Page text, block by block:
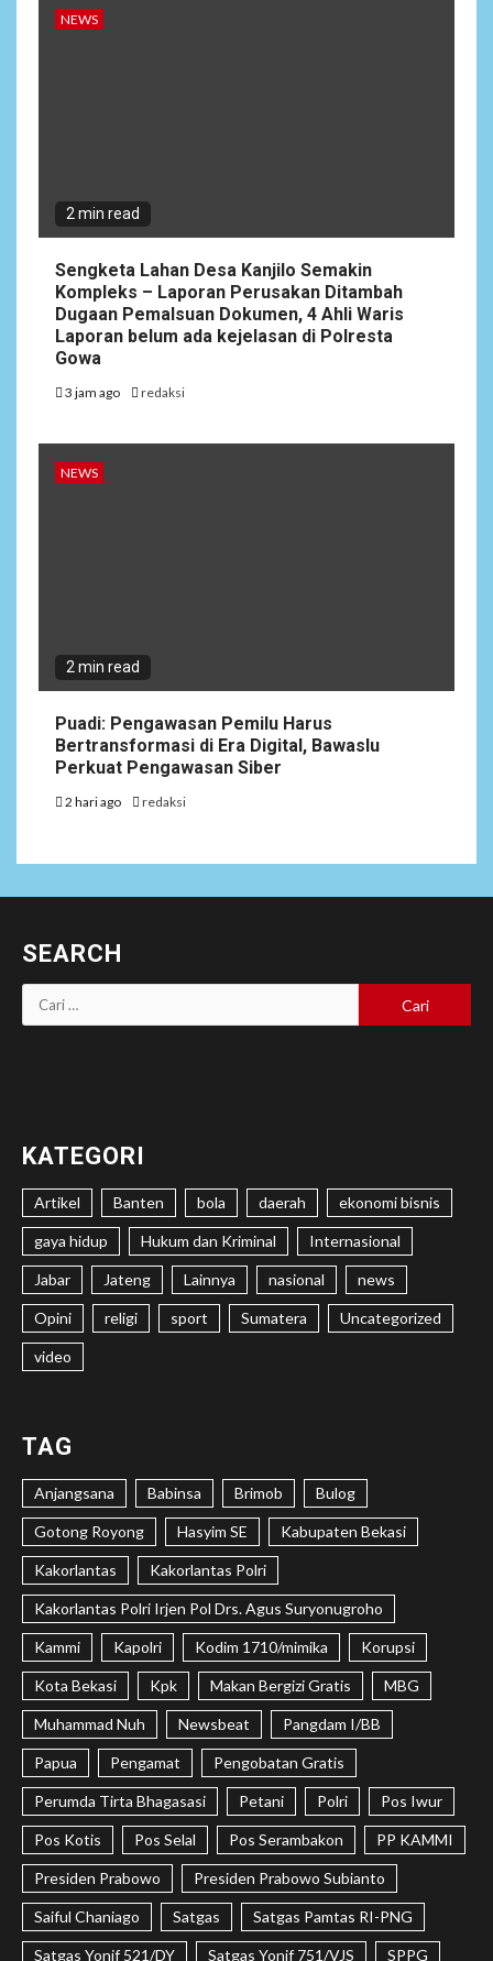
NEWS
2 min read
Sengketa Lahan Desa Kanjilo Semakin
Kompleks – Laporan Perusakan Ditambah
Dugaan Pemalsuan Dokumen, 4 Ahli Waris
Laporan belum ada kejelasan di Polresta
Gowa
3 jam ago redaksi
NEWS
2 min read
Puadi: Pengawasan Pemilu Harus
Bertransformasi di Era Digital, Bawaslu
Perkuat Pengawasan Siber
2 hari ago redaksi
SEARCH
Cari
untuk:
KATEGORI
Artikel Banten bola daerah ekonomi bisnis
gaya hidup Hukum dan Kriminal Internasional
Jabar Jateng Lainnya nasional news
Opini religi sport Sumatera Uncategorized
video
TAG
Anjangsana Babinsa Brimob Bulog
Gotong Royong Hasyim SE Kabupaten Bekasi
Kakorlantas Kakorlantas Polri
Kakorlantas Polri Irjen Pol Drs. Agus Suryonugroho
Kammi Kapolri Kodim 1710/mimika Korupsi
Kota Bekasi Kpk Makan Bergizi Gratis MBG
Muhammad Nuh Newsbeat Pangdam I/BB
Papua Pengamat Pengobatan Gratis
Perumda Tirta Bhagasasi Petani Polri Pos Iwur
Pos Kotis Pos Selal Pos Serambakon PP KAMMI
Presiden Prabowo Presiden Prabowo Subianto
Saiful Chaniago Satgas Satgas Pamtas RI-PNG
Satgas Yonif 521/DY Satgas Yonif 751/VJS SPPG